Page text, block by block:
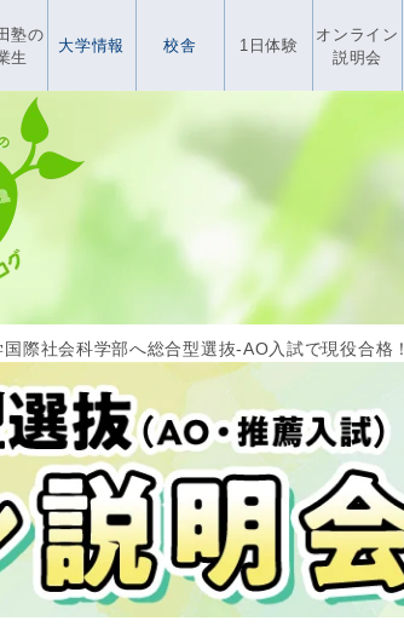
塾の
生
大学情報 校舎 1日体験
オンライン
説明会
際社会科学部へ総合型選抜‐AO入試で現役合格！